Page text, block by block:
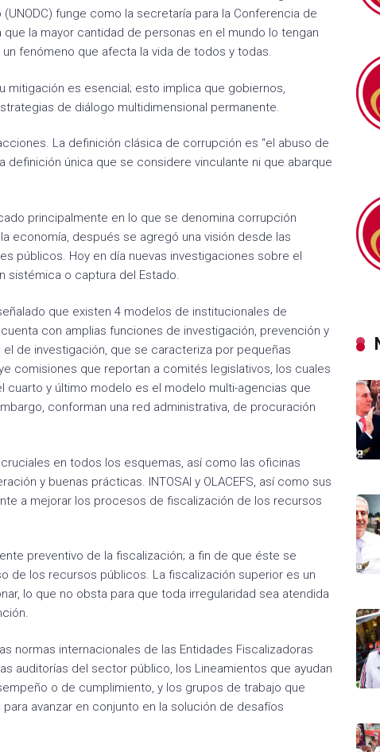
funge como la secretaría para la Conferencia de
la mayor cantidad de personas en el mundo lo tengan
fenómeno que afecta la vida de todos y todas.
es esencial; esto implica que gobiernos,
de diálogo multidimensional permanente.
La definición clásica de corrupción es “el abuso de
definición única que se considere vinculante ni que abarque
principalmente en lo que se denomina corrupción
economía, después se agregó una visión desde las
públicos. Hoy en día nuevas investigaciones sobre el
sistémica o captura del Estado.
que existen 4 modelos de institucionales de
con amplias funciones de investigación, prevención y
de investigación, que se caracteriza por pequeñas
comisiones que reportan a comités legislativos, los cuales
cuarto y último modelo es el modelo multi-agencias que
conforman una red administrativa, de procuración
en todos los esquemas, así como las oficinas
y buenas prácticas. INTOSAI y OLACEFS, así como sus
a mejorar los procesos de fiscalización de los recursos
preventivo de la fiscalización; a fin de que éste se
de los recursos públicos. La fiscalización superior es un
lo que no obsta para que toda irregularidad sea atendida
normas internacionales de las Entidades Fiscalizadoras
auditorías del sector público, los Lineamientos que ayudan
o de cumplimiento, y los grupos de trabajo que
avanzar en conjunto en la solución de desafíos